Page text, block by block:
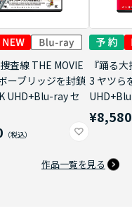
査線 THE MOVIE
ーブリッジを封鎖
UHD+Blu-ray セ
『踊る
3 ヤツら
¥8,580
作品一覧を見る